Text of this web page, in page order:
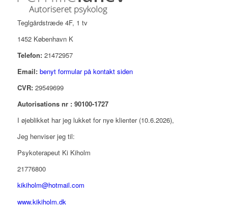
Teglgårdstræde 4F, 1 tv
1452 København K
Telefon:21472957
Email: benyt formular på kontakt siden
CVR:29549699
Autorisations nr : 90100-1727
I øjeblikket har jeg lukket for nye klienter (10.6.2026),
Jeg henviser jeg til:
Psykoterapeut Ki Kiholm
21776800
kikiholm@hotmail.com
www.kikiholm.dk